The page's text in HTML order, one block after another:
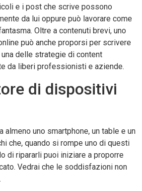
e i post che scrive possono
da lui oppure può lavorare come
Oltre a contenuti brevi, uno
può anche proporsi per scrivere
delle strategie di content
da liberi professionisti e aziende.
di dispositivi
almeno uno smartphone, un table e un
che, quando si rompe uno di questi
di ripararli puoi iniziare a proporre
Vedrai che le soddisfazioni non